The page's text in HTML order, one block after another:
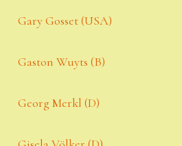
Gary Gosset (USA)
Gaston Wuyts (B)
Georg Merkl (D)